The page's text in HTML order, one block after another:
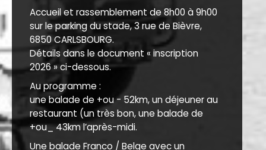
Accueil et rassemblement de 8h00 à 9h00
sur le parking du stade, 3 rue de Bièvre,
6850 CARLSBOURG.
Détails dans le document « inscription
2026 » ci-dessous.
Au programme :
une balade de +ou - 52km, un déjeuner au
restaurant (un très bon, une balade de
+ou_ 43km l’après-midi.
Une balade Franco / Belge avec un